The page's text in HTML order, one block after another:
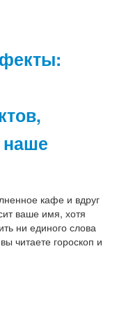
кафе и вдруг
ваше имя, хотя
ни единого слова
читаете гороскоп и